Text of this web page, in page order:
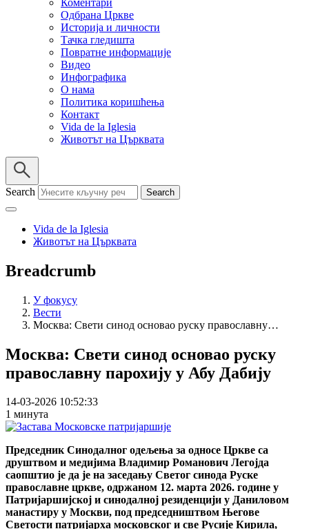
Одбрана Цркве
Историја и личности
Тачка гледишта
Повратне информације
Видео
Инфографика
О нама
Политика коришћења
Контакт
Vida de la Iglesia
Животът на Църквата
Search
Vida de la Iglesia
Животът на Църквата
Breadcrumb
У фокусу
Вести
Москва: Свети синод основао руску православну…
Москва: Свети синод основао руску
православну парохију у Абу Дабију
14-03-2026 10:52:33
1 минута
Председник Синодалног одељења за односе Цркве са
друштвом и медијима Владимир Романович Легојда
саопштио је да је на заседању Светог синода Руске
православне цркве, одржаном 12. марта 2026. године у
Патријаршијској и синодалној резиденцији у Даниловом
манастиру у Москви, под председништвом Његове
Светости патријарха московског и све Русије Кирила,